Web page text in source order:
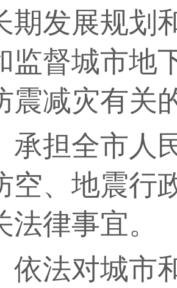
期发展规划
监督城市地
震减灾有关
承担全市
空、地震行
法律事宜。
依法对城